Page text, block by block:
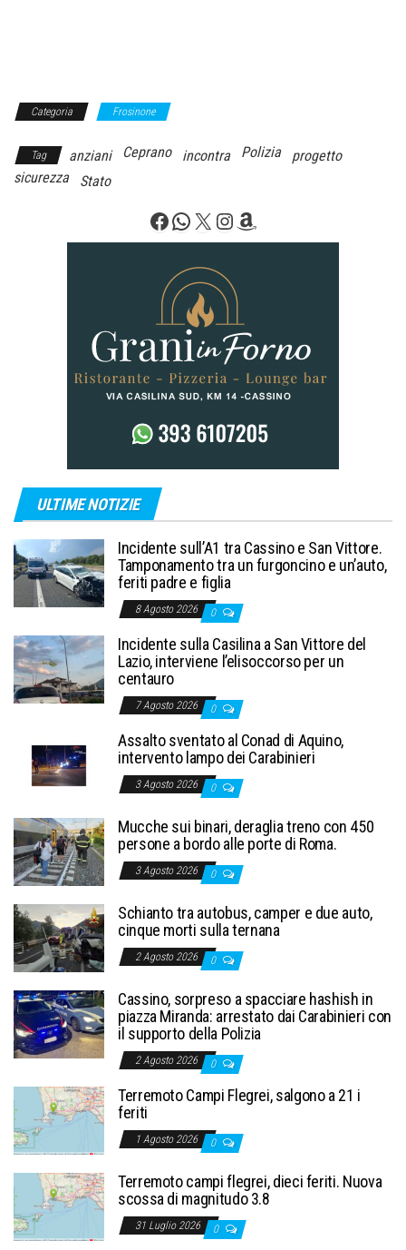
Categoria Frosinone
Tag anziani Ceprano incontra Polizia
progetto
sicurezza
Stato
Facebook
WhatsApp
X Instagram
Amazon
ULTIME NOTIZIE
Incidente sull’A1 tra Cassino e San Vittore.
Tamponamento tra un furgoncino e un’auto,
feriti padre e figlia
8 Agosto 2026 0
Incidente sulla Casilina a San Vittore del
Lazio, interviene l’elisoccorso per un
centauro
7 Agosto 2026 0
Assalto sventato al Conad di Aquino,
intervento lampo dei Carabinieri
3 Agosto 2026 0
Mucche sui binari, deraglia treno con 450
persone a bordo alle porte di Roma.
3 Agosto 2026 0
Schianto tra autobus, camper e due auto,
cinque morti sulla ternana
2 Agosto 2026 0
Cassino, sorpreso a spacciare hashish in
piazza Miranda: arrestato dai Carabinieri con
il supporto della Polizia
2 Agosto 2026 0
Terremoto Campi Flegrei, salgono a 21 i
feriti
1 Agosto 2026 0
Terremoto campi flegrei, dieci feriti. Nuova
scossa di magnitudo 3.8
31 Luglio 2026 0